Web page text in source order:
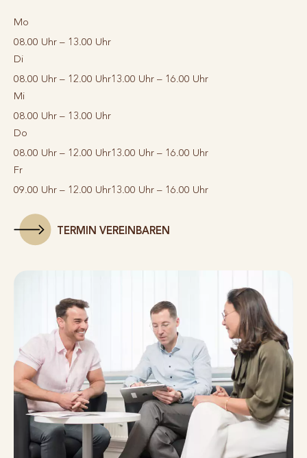
Mo
08.00 Uhr – 13.00 Uhr
Di
08.00 Uhr – 12.00 Uhr13.00 Uhr – 16.00 Uhr
Mi
08.00 Uhr – 13.00 Uhr
Do
08.00 Uhr – 12.00 Uhr13.00 Uhr – 16.00 Uhr
Fr
09.00 Uhr – 12.00 Uhr13.00 Uhr – 16.00 Uhr
TERMIN VEREINBAREN